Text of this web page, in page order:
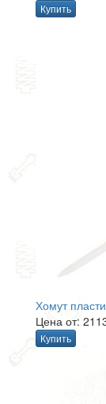
Купить
Хомут
Цена от:
Купить